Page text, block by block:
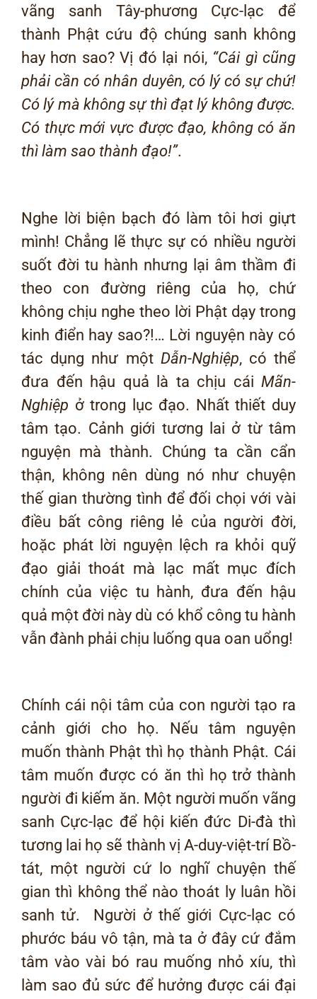
vãng sanh Tây-phương Cực-lạc để
thành Phật cứu độ chúng sanh không
hay hơn sao? Vị đó lại nói, “Cái gì cũng
phải cần có nhân duyên, có lý có sự chứ!
Có lý mà không sự thì đạt lý không được.
Có thực mới vực được đạo, không có ăn
thì làm sao thành đạo!”.
Nghe lời biện bạch đó làm tôi hơi giựt
mình! Chẳng lẽ thực sự có nhiều người
suốt đời tu hành nhưng lại âm thầm đi
theo con đường riêng của họ, chứ
không chịu nghe theo lời Phật dạy trong
kinh điển hay sao?!… Lời nguyện này có
tác dụng như một Dẫn-Nghiệp, có thể
đưa đến hậu quả là ta chịu cái Mãn-
Nghiệp ở trong lục đạo. Nhất thiết duy
tâm tạo. Cảnh giới tương lai ở từ tâm
nguyện mà thành. Chúng ta cần cẩn
thận, không nên dùng nó như chuyện
thế gian thường tình để đối chọi với vài
điều bất công riêng lẻ của người đời,
hoặc phát lời nguyện lệch ra khỏi quỹ
đạo giải thoát mà lạc mất mục đích
chính của việc tu hành, đưa đến hậu
quả một đời này dù có khổ công tu hành
vẫn đành phải chịu luống qua oan uổng!
Chính cái nội tâm của con người tạo ra
cảnh giới cho họ. Nếu tâm nguyện
muốn thành Phật thì họ thành Phật. Cái
tâm muốn được có ăn thì họ trở thành
người đi kiếm ăn. Một người muốn vãng
sanh Cực-lạc để hội kiến đức Di-đà thì
tương lai họ sẽ thành vị A-duy-việt-trí Bồ-
tát, một người cứ lo nghĩ chuyện thế
gian thì không thể nào thoát ly luân hồi
sanh tử. Người ở thế giới Cực-lạc có
phước báu vô tận, mà ta ở đây cứ đắm
tâm vào vài bó rau muống nhỏ xíu, thì
làm sao đủ sức để hưởng được cái đại